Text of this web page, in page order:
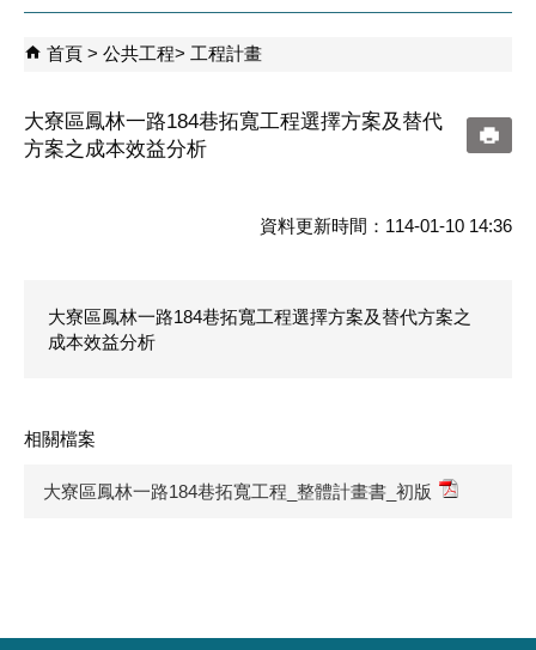
首頁 公共工程 工程計畫
大寮區鳳林一路184巷拓寬工程選擇方案及替代
方案之成本效益分析
資料更新時間：114-01-10 14:36
大寮區鳳林一路184巷拓寬工程選擇方案及替代方案之
成本效益分析
相關檔案
大寮區鳳林一路184巷拓寬工程_整體計畫書_初版